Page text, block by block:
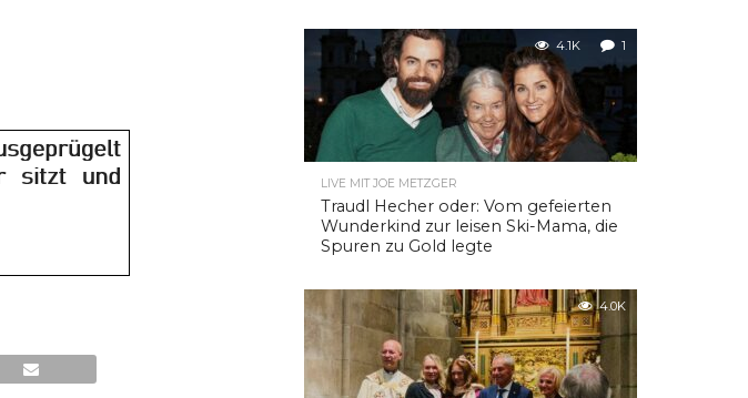
4.1K 1
LIVE MIT JOE METZGER
Traudl Hecher oder: Vom gefeierten
Wunderkind zur leisen Ski-Mama, die
Spuren zu Gold legte
4.0K